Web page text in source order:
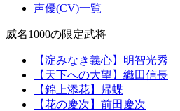
声優(CV)一覧
威名1000の限定武将
【淀みなき義心】明智光秀
【天下への大望】織田信長
【錦上添花】帰蝶
【花の慶次】前田慶次